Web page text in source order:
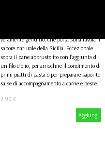
veramente genuino, che porta sulla tavola il
sapore naturale della Sicilia. Eccezionale
sopra il pane abbrustolito con l’aggiunta di
un filo d’olio, per arricchire il condimento di
primi piatti di pasta o per preparare saporite
salse di accompagnamento a carne e pesce.
2.90 €
Aggiungi